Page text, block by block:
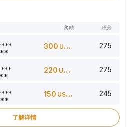
奖励 积分
300 USDT 275
220 USDT 275
150 USDT 245
了解详情